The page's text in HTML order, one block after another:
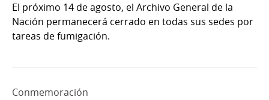
El próximo 14 de agosto, el Archivo General de la
Nación permanecerá cerrado en todas sus sedes por
tareas de fumigación.
Conmemoración